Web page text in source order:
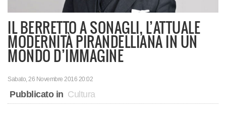
IL BERRETTO A SONAGLI, L’ATTUALE
MODERNITÀ PIRANDELLIANA IN UN
MONDO D’IMMAGINE
Sabato, 26 Novembre 2016 20:02
Pubblicato in Cultura